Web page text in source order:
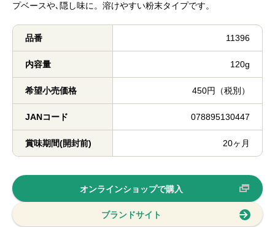
プベースや､隠し味に。溶けやすい粉末タイプです。
品番 11396
内容量 120g
希望小売価格 450円（税別）
JANコード 078895130447
賞味期間(開封前) 20ヶ月
オンラインショップで購入
ブランドサイト